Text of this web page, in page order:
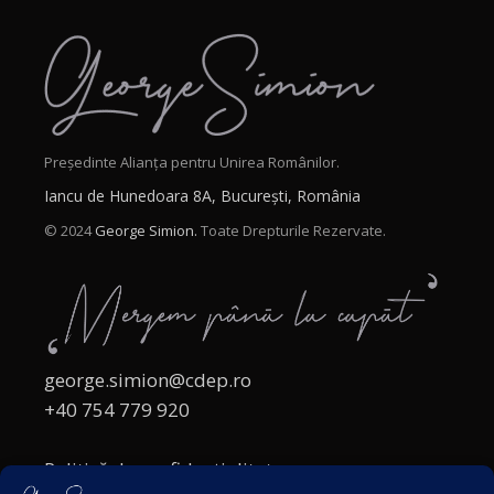
Președinte Alianța pentru Unirea Românilor.
Iancu de Hunedoara 8A, București, România
© 2024George Simion. Toate Drepturile Rezervate.
george.simion@cdep.ro
+40 754 779 920
Politică de confidențialitate